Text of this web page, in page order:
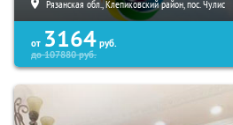
Рязанская обл., Клепиковский район, пос. Чулис
от 3164 руб.
до107880руб.